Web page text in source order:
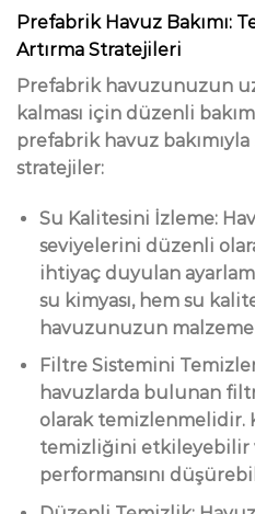
Prefabrik Havuz Bakımı:
Artırma Stratejileri
Prefabrik havuzunuzun
kalması için düzenli
prefabrik havuz
stratejiler:
Su Kalitesini İzleme:
seviyelerini düzenli
ihtiyaç duyulan
su kimyası, hem su
havuzunuzun
Filtre Sistemini
havuzlarda bulunan
olarak temizlenmelidir.
temizliğini etkileyebilir
performansını